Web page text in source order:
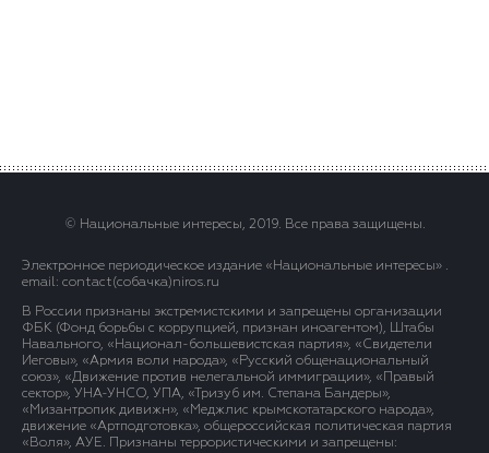
© Национальные интересы, 2019. Все права защищены.
Электронное периодическое издание «Национальные интересы» .
email: contact(сoбaчка)niros.ru
В России признаны экстремистскими и запрещены организации
ФБК (Фонд борьбы с коррупцией, признан иноагентом), Штабы
Навального, «Национал-большевистская партия», «Свидетели
Иеговы», «Армия воли народа», «Русский общенациональный
союз», «Движение против нелегальной иммиграции», «Правый
сектор», УНА-УНСО, УПА, «Тризуб им. Степана Бандеры»,
«Мизантропик дивижн», «Меджлис крымскотатарского народа»,
движение «Артподготовка», общероссийская политическая партия
«Воля», АУЕ. Признаны террористическими и запрещены: